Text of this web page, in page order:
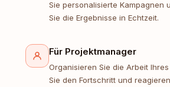
Sie personalisierte Kampagnen
Sie die Ergebnisse in Echtzeit.
Für Projektmanager
Organisieren Sie die Arbeit
Sie den Fortschritt und